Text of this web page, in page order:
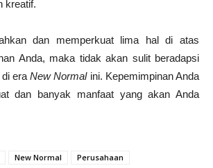
kreatif.
dan memperkuat lima hal di atas
Anda, maka tidak akan sulit beradapsi
era New Normalini. Kepemimpinan Anda
dan banyak manfaat yang akan Anda
New Normal
Perusahaan